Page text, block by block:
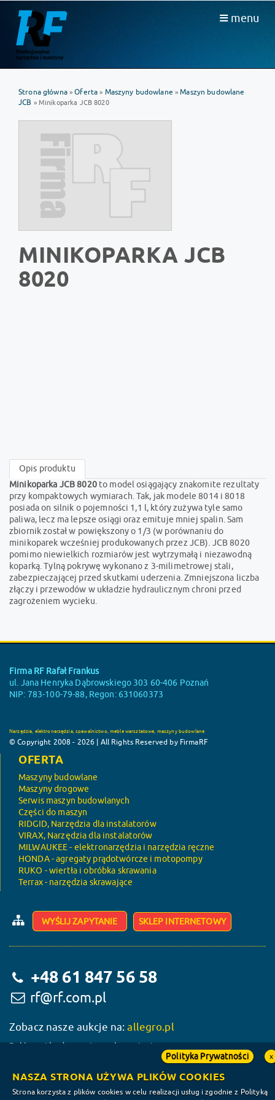
menu
Strona główna»Oferta » Maszyny budowlane »Maszyn budowlane
JCB » Minikoparka JCB 8020
MINIKOPARKA JCB
8020
Opis produktu
Minikoparka JCB 8020to model osiągający znakomite rezultaty
przy kompaktowych wymiarach. Tak, jak modele 8014 i 8018
posiada on silnik o pojemności 1,1 l, który zużywa tyle samo
paliwa, lecz ma lepsze osiągi oraz emituje mniej spalin. Sam
zbiornik został w powiększony o 1/3 (w porównaniu do
minikoparek wcześniej produkowanych przez JCB). JCB 8020
pomimo niewielkich rozmiarów jest wytrzymałą i niezawodną
koparką. Tylną pokrywę wykonano z 3-milimetrowej stali,
zabezpieczającej przed skutkami uderzenia. Zmniejszona liczba
złączy i przewodów w układzie hydraulicznym chroni przed
zagrożeniem wycieku.
Firma RF Rafał Frankus
ul. Jana Henryka Dąbrowskiego 303 60-406 Poznań
NIP: 783-100-79-88, Regon: 631060373
Narzędzia, elektronarzędzia, spawalnictwo, meble warsztatowe, maszyny budowlane
© Copyright 2008 - 2026 | All Rights Reserved by FirmaRF
OFERTA
Maszyny budowlane
Maszyny drogowe
Serwis maszyn budowlanych
Części do maszyn
RIDGID, Narzędzia dla instalatorów
VIRAX, Narzędzia dla instalatorów
MILWAUKEE - elektronarzędzia i narzędzia ręczne
HONDA - agregaty prądotwórcze i motopompy
RUKO - wiertła i obróbka skrawania
Terrax - narzędzia skrawające
WYŚLIJ ZAPYTANIE SKLEP INTERNETOWY
+48 61 847 56 58
rf@rf.com.pl
Zobacz nasze aukcje na:allegro.pl
Reklama i budowa wizerunku w sieci:
NASZA STRONA UŻYWA PLIKÓW COOKIES
Strona korzysta z plików cookies w celu realizacji usług i zgodnie z Polityką
Polityka Prywatności x